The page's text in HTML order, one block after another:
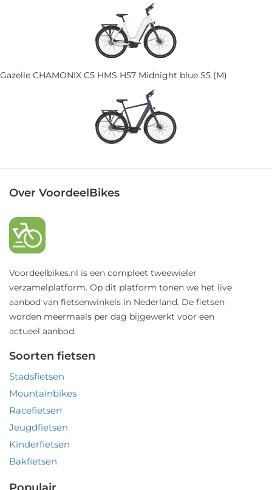
Gazelle CHAMONIX C5 HMS H57 Midnight blue S5 (M)
Over VoordeelBikes
Voordeelbikes.nl is een compleet tweewieler
verzamelplatform. Op dit platform tonen we het live
aanbod van fietsenwinkels in Nederland. De fietsen
worden meermaals per dag bijgewerkt voor een
actueel aanbod.
Soorten fietsen
Stadsfietsen
Mountainbikes
Racefietsen
Jeugdfietsen
Kinderfietsen
Bakfietsen